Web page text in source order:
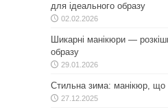
для ідеального образу
02.02.2026
Шикарні манікюри —
образу
29.01.2026
Стильна зима: манікюр, що
27.12.2025